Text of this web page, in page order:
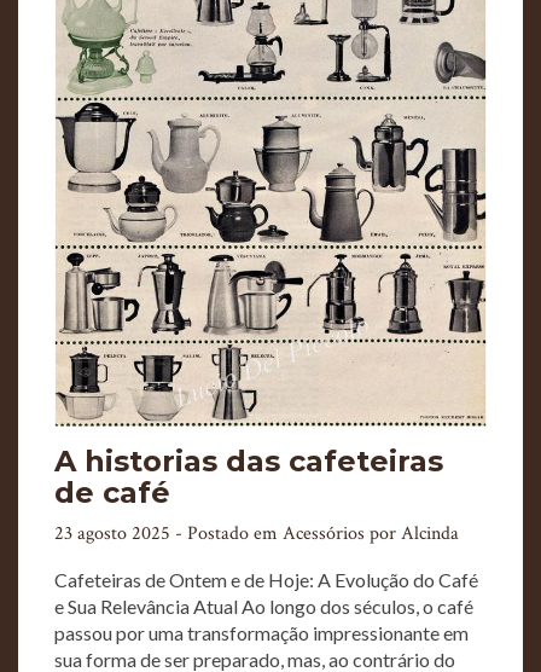
A historias das cafeteiras
de café
23 agosto 2025 - Postado em Acessórios porAlcinda
Cafeteiras de Ontem e de Hoje: A Evolução do Café
e Sua Relevância Atual Ao longo dos séculos, o café
passou por uma transformação impressionante em
sua forma de ser preparado, mas, ao contrário do